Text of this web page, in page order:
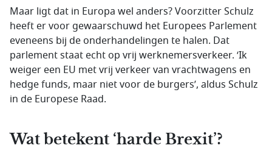
Maar ligt dat in Europa wel anders? Voorzitter Schulz
heeft er voor gewaarschuwd het Europees Parlement
eveneens bij de onderhandelingen te halen. Dat
parlement staat echt op vrij werknemersverkeer. ‘Ik
weiger een EU met vrij verkeer van vrachtwagens en
hedge funds, maar niet voor de burgers’, aldus Schulz
in de Europese Raad.
Wat betekent ‘harde Brexit’?